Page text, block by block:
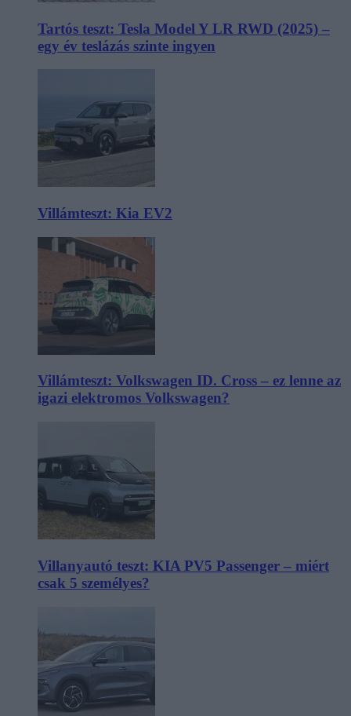
Tartós teszt: Tesla Model Y LR RWD (2025) –
egy év teslázás szinte ingyen
Villámteszt: Kia EV2
Villámteszt: Volkswagen ID. Cross – ez lenne az
igazi elektromos Volkswagen?
Villanyautó teszt: KIA PV5 Passenger – miért
csak 5 személyes?